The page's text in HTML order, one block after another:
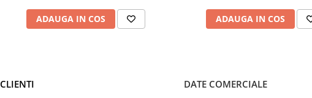
ADAUGA IN COS ADAUGA IN COS
CLIENTI DATE COMERCIALE